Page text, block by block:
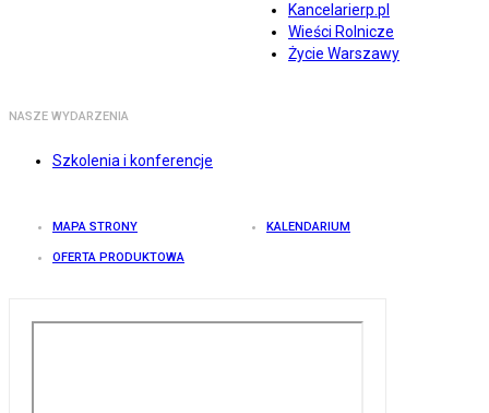
Kancelarierp.pl
Wieści Rolnicze
Życie Warszawy
NASZE WYDARZENIA
Szkolenia i konferencje
MAPA STRONY KALENDARIUM
OFERTA PRODUKTOWA